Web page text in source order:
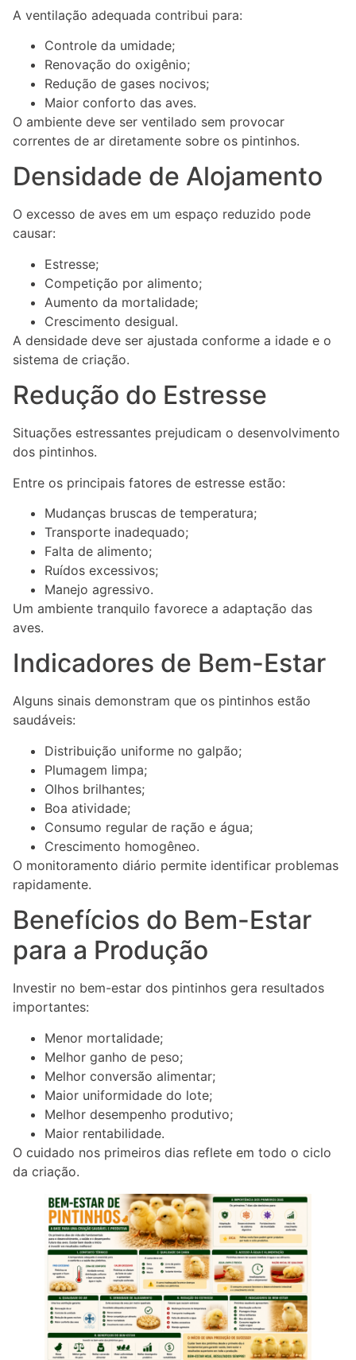
A ventilação adequada contribui para:
Controle da umidade;
Renovação do oxigênio;
Redução de gases nocivos;
Maior conforto das aves.
O ambiente deve ser ventilado sem provocar
correntes de ar diretamente sobre os pintinhos.
Densidade de Alojamento
O excesso de aves em um espaço reduzido pode
causar:
Estresse;
Competição por alimento;
Aumento da mortalidade;
Crescimento desigual.
A densidade deve ser ajustada conforme a idade e o
sistema de criação.
Redução do Estresse
Situações estressantes prejudicam o desenvolvimento
dos pintinhos.
Entre os principais fatores de estresse estão:
Mudanças bruscas de temperatura;
Transporte inadequado;
Falta de alimento;
Ruídos excessivos;
Manejo agressivo.
Um ambiente tranquilo favorece a adaptação das
aves.
Indicadores de Bem-Estar
Alguns sinais demonstram que os pintinhos estão
saudáveis:
Distribuição uniforme no galpão;
Plumagem limpa;
Olhos brilhantes;
Boa atividade;
Consumo regular de ração e água;
Crescimento homogêneo.
O monitoramento diário permite identificar problemas
rapidamente.
Benefícios do Bem-Estar
para a Produção
Investir no bem-estar dos pintinhos gera resultados
importantes:
Menor mortalidade;
Melhor ganho de peso;
Melhor conversão alimentar;
Maior uniformidade do lote;
Melhor desempenho produtivo;
Maior rentabilidade.
O cuidado nos primeiros dias reflete em todo o ciclo
da criação.